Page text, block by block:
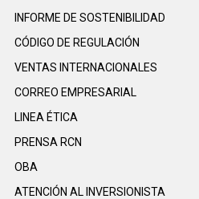
INFORME DE SOSTENIBILIDAD
CÓDIGO DE REGULACIÓN
VENTAS INTERNACIONALES
CORREO EMPRESARIAL
LINEA ÉTICA
PRENSA RCN
OBA
ATENCIÓN AL INVERSIONISTA